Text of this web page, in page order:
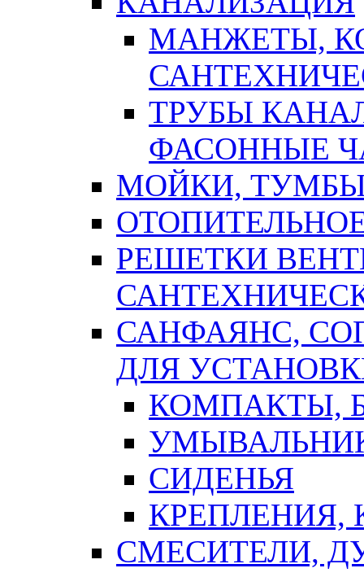
МАНЖЕТЫ,
ТРУБЫ
ФАСОННЫЕ
МОЙКИ,
РЕШЕТКИ
САНФАЯНС,
ДЛЯ
КОМПАКТЫ,
СИДЕНЬЯ
СМЕСИТЕЛИ,